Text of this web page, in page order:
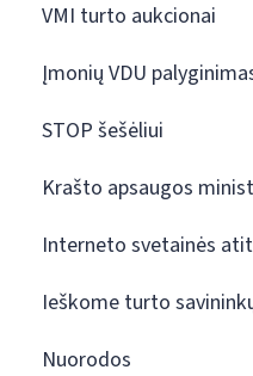
VMI turto aukcionai
Įmonių VDU
STOP šešėliui
Krašto apsaugos
Interneto svetainės
Ieškome turto
Nuorodos